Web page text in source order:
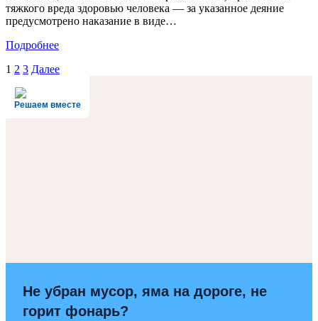
тяжкого вреда здоровью человека — за указанное деяние
предусмотрено наказание в виде…
Подробнее
Навигация
по
записям
1 2 3 Далее
Решаем вместе
Не убран мусор, яма на дороге, не
горит фонарь?